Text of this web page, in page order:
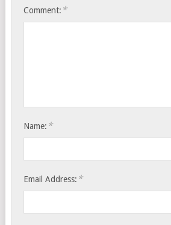
Comment: *
Name: *
Email Address: *